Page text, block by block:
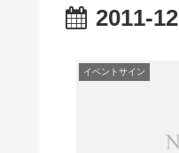
2011-12
イベントサイン